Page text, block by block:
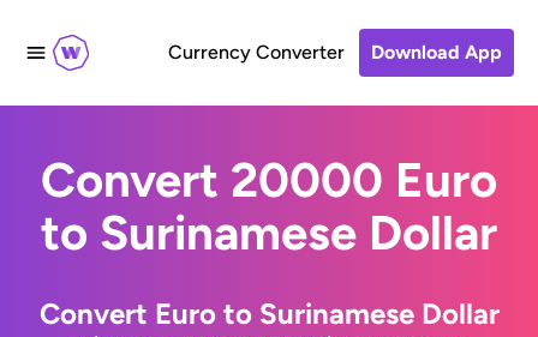
Currency Converter Download App
Convert 20000 Euro
to Surinamese Dollar
Convert Euro to Surinamese Dollar